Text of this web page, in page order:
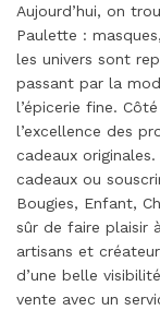
Aujourd’hui, on
Paulette :
les univers sont
passant par la
l’épicerie fine.
l’excellence des
cadeaux
cadeaux ou
Bougies, Enfant,
sûr de faire plaisir
artisans et
d’une belle
vente avec un